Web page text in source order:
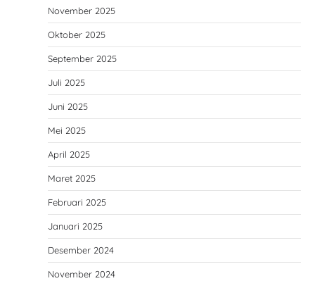
November 2025
Oktober 2025
September 2025
Juli 2025
Juni 2025
Mei 2025
April 2025
Maret 2025
Februari 2025
Januari 2025
Desember 2024
November 2024